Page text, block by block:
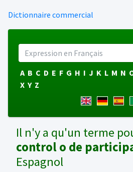
Dictionnaire commercial
A B C D E F G H I J K L M N
X Y Z
Il n'y a qu'un terme
control o de
Espagnol